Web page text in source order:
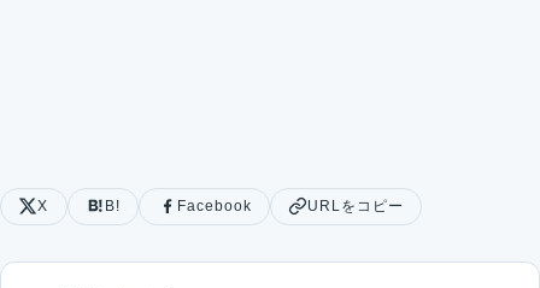
X B! Facebook URLをコピー